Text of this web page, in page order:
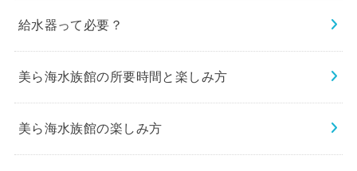
給水器って必要？
美ら海水族館の所要時間と楽しみ方
美ら海水族館の楽しみ方